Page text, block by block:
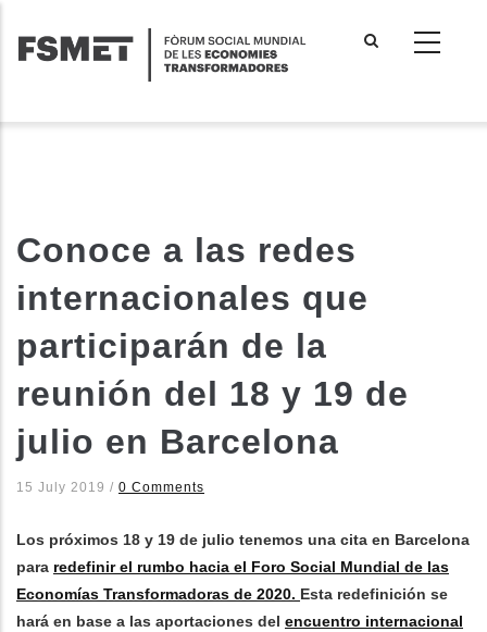
contingut
accions addicionals
Conoce a las redes
internacionales que
participarán de la
reunión del 18 y 19 de
julio en Barcelona
15 July 2019 / 0 Comments
Los próximos 18 y 19 de julio tenemos una cita en Barcelona
para redefinir el rumbo hacia el Foro Social Mundial de las
Economías Transformadoras de 2020. Esta redefinición se
hará en base a las aportaciones del encuentro internacional